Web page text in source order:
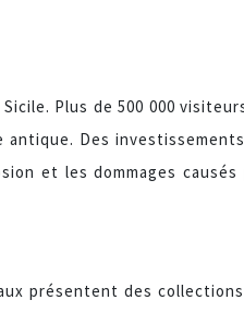
Plus de 500 000
Des
et les dommages
présentent des